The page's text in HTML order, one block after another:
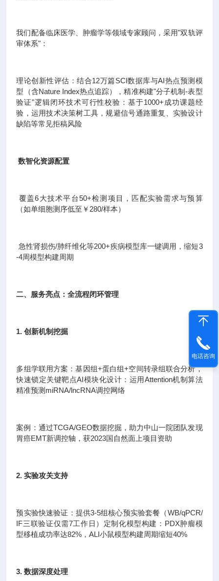
我们配备临床医学、肿瘤学等领域专家顾问，采用"双轨评
审体系"：
理论创新性评估：结合12万篇SCI数据库与AI热点预测模
型（含Nature Index热点追踪），精准构建"分子机制-表型
验证"逻辑闭环技术可行性校验：基于1000+成功课题经
验，运用技术决策树工具，规避信号通路重复、实验设计
缺陷等常见拒稿风险
数智化资源配置
覆盖6大技术平台50+检测项目，匹配实验需求与预算
（如单细胞测序低至￥280/样本）
急性肾损伤/肺纤维化等200+疾病模型库一键调用，缩短3
-4周模型构建周期
二、服务亮点：全流程闭环管理
1. 创新机制挖掘
多组学联用方案：基因组+蛋白组+空间转录组联合分析，
快速锁定关键靶点AI模块化设计：运用Attention机制算法
精准预测miRNA/lncRNA调控网络
案例：通过TCGA/GEO数据挖掘，助力中山一院团队发现
胃癌EMT新调控轴，获2023国自然面上项目资助
2. 实验攻关支持
预实验快速验证：提供3-5组核心预实验套餐（WB/qPCR/
IF三联验证仅需7工作日）定制化模型构建：PDX肿瘤模
型移植成功率达82%，ALI小鼠模型构建周期缩短40%
3. 数据深度处理
电话咨询